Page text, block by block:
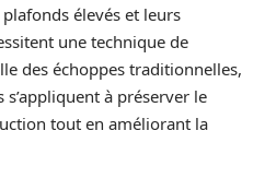
élevés et leurs
une technique de
des échoppes traditionnelles,
à préserver le
tout en améliorant la